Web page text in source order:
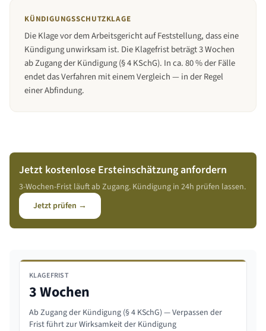
KÜNDIGUNGSSCHUTZKLAGE
Die Klage vor dem Arbeitsgericht auf Feststellung, dass eine
Kündigung unwirksam ist. Die Klagefrist beträgt 3 Wochen
ab Zugang der Kündigung (§ 4 KSchG). In ca. 80 % der Fälle
endet das Verfahren mit einem Vergleich — in der Regel
einer Abfindung.
Jetzt kostenlose Ersteinschätzung anfordern
3-Wochen-Frist läuft ab Zugang. Kündigung in 24h prüfen lassen.
Jetzt prüfen →
KLAGEFRIST
3 Wochen
Ab Zugang der Kündigung (§ 4 KSchG) — Verpassen der
Frist führt zur Wirksamkeit der Kündigung